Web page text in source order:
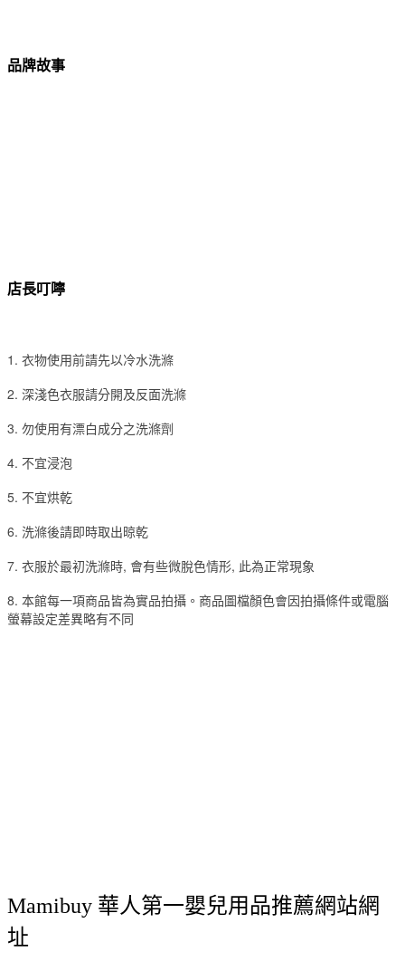
品牌故事
店長叮嚀
1. 衣物使用前請先以冷水洗滌
2. 深淺色衣服請分開及反面洗滌
3. 勿使用有漂白成分之洗滌劑
4. 不宜浸泡
5. 不宜烘乾
6. 洗滌後請即時取出晾乾
7. 衣服於最初洗滌時, 會有些微脫色情形, 此為正常現象
8. 本館每一項商品皆為實品拍攝。商品圖檔顏色會因拍攝條件或電腦
螢幕設定差異略有不同
Mamibuy 華人第一嬰兒用品推薦網站網
址